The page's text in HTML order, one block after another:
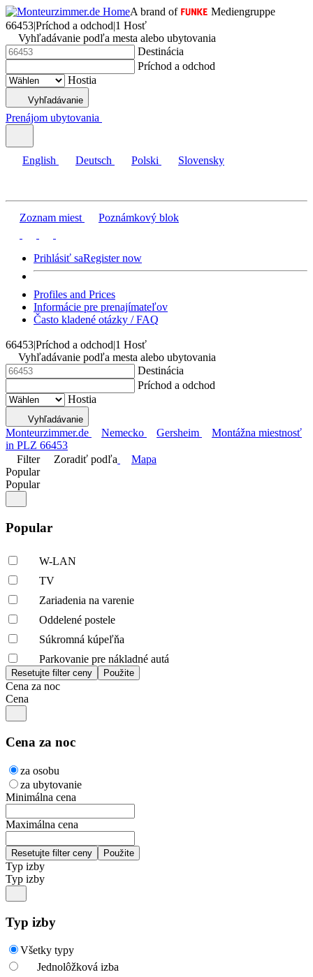
A brand of
Mediengruppe
66453|Príchod a odchod|1 Hosť
Vyhľadávanie podľa mesta alebo ubytovania
Destinácia
Príchod a odchod
Hostia
Vyhľadávanie
Prenájom ubytovania
English Deutsch Polski Slovensky
Zoznam miest Poznámkový blok
Prihlásiť saRegister now
Profiles and Prices
Informácie pre prenajímateľov
Často kladené otázky / FAQ
66453|Príchod a odchod|1 Hosť
Vyhľadávanie podľa mesta alebo ubytovania
Destinácia
Príchod a odchod
Hostia
Vyhľadávanie
Monteurzimmer.de Nemecko Gersheim
Montážna miestnosť
in PLZ 66453
Filter
Zoradiť podľa
Mapa
Popular
Popular
Popular
W-LAN
TV
Zariadenia na varenie
Oddelené postele
Súkromná kúpeľňa
Parkovanie pre nákladné autá
Cena za noc
Cena
Cena za noc
za osobu
za ubytovanie
Minimálna cena
Maximálna cena
Typ izby
Typ izby
Typ izby
Všetky typy
Jednolôžková izba